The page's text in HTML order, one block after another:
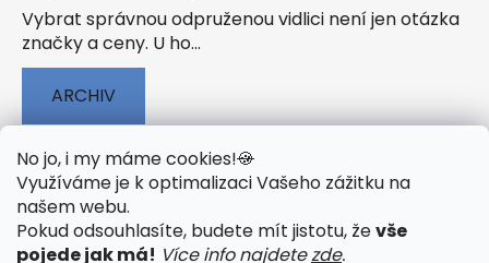
No jo, i my máme cookies!🍪
Využíváme je k optimalizaci Vašeho zážitku na
našem webu.
Pokud odsouhlasíte, budete mít jistotu, ževše
pojede jak má! Více info najdetezde.
Vybrat správnou odpruženou vidlici není jen otázka
značky a ceny. U ho...
ARCHIV
🟢 TECHNOLOGIE
🟢 O ELEKTROKOLECH
🟢 NÁVODY KE STAŽENÍ